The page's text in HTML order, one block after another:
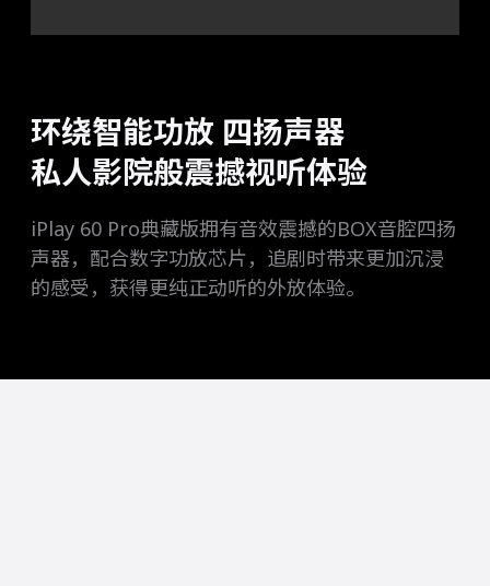
环绕智能功放 四扬声器
私人影院般震撼视听体验
iPlay 60 Pro典藏版拥有音效震撼的BOX音腔四扬
声器，配合数字功放芯片，追剧时带来更加沉浸
的感受，获得更纯正动听的外放体验。